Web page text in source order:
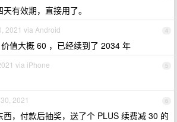
有效期，直接用了。
4
2021 via Android
值大概 60 ，已经续到了 2034 年
5
via iPhone
6
2021
西，付款后抽奖，送了个 PLUS 续费减 30 的